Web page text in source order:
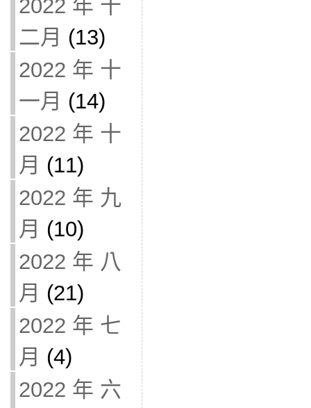
2022 年 十
二月 (13)
2022 年 十
一月 (14)
2022 年 十
月 (11)
2022 年 九
月 (10)
2022 年 八
月 (21)
2022 年 七
月 (4)
2022 年 六